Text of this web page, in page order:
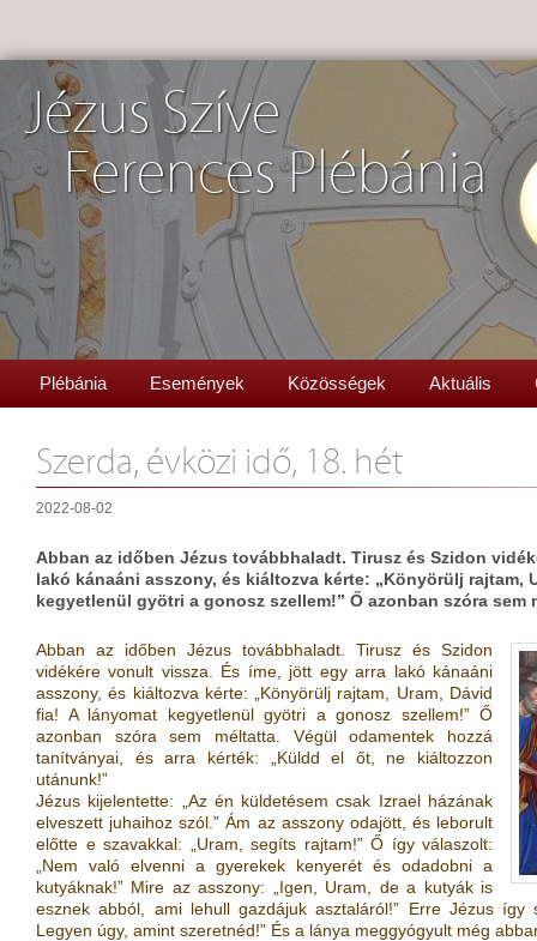
Jézus Szíve
Ferences Plébánia
Plébánia Események Közösségek Aktuális
Szerda, évközi idő, 18. hét
2022-08-02
Abban az időben Jézus továbbhaladt. Tirusz és Szidon
lakó kánaáni asszony, és kiáltozva kérte: „Könyörülj rajtam,
kegyetlenül gyötri a gonosz szellem!” Ő azonban szóra
Abban az időben Jézus továbbhaladt. Tirusz és Szidon
vidékére vonult vissza. És íme, jött egy arra lakó kánaáni
asszony, és kiáltozva kérte: „Könyörülj rajtam, Uram, Dávid
fia! A lányomat kegyetlenül gyötri a gonosz szellem!” Ő
azonban szóra sem méltatta. Végül odamentek hozzá
tanítványai, és arra kérték: „Küldd el őt, ne kiáltozzon
utánunk!”
Jézus kijelentette: „Az én küldetésem csak Izrael házának
elveszett juhaihoz szól.” Ám az asszony odajött, és leborult
előtte e szavakkal: „Uram, segíts rajtam!” Ő így válaszolt:
„Nem való elvenni a gyerekek kenyerét és odadobni a
kutyáknak!” Mire az asszony: „Igen, Uram, de a kutyák is
esznek abból, ami lehull gazdájuk asztaláról!” Erre Jézus
Legyen úgy, amint szeretnéd!” És a lánya meggyógyult még